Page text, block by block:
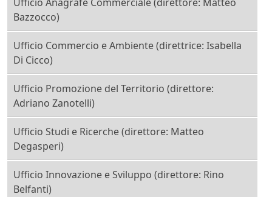
Bazzocco)
Ufficio Commercio e Ambiente (direttrice: Isabella
Di Cicco)
Ufficio Promozione del Territorio (direttore:
Adriano Zanotelli)
Ufficio Studi e Ricerche (direttore: Matteo
Degasperi)
Ufficio Innovazione e Sviluppo (direttore: Rino
Belfanti)